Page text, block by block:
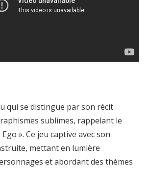
qui se distingue par son récit
sublimes, rappelant le
». Ce jeu captive avec son
mettant en lumière
et abordant des thèmes